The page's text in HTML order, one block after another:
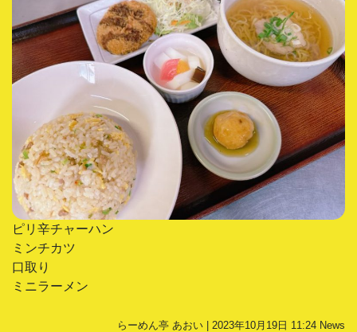
ピリ辛チャーハン
ミンチカツ
口取り
ミニラーメン
らーめん亭 あおい | 2023年10月19日 11:24 News